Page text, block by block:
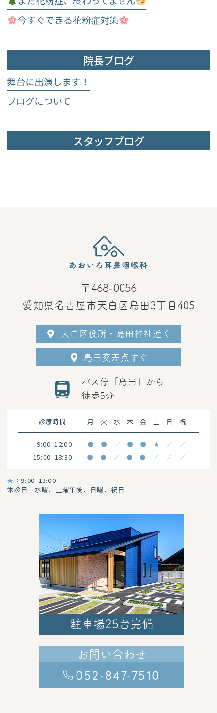
今すぐできる花粉症対策
院長ブログ
舞台に出演します！
ブログについて
スタッフブログ
〒468-0056
愛知県名古屋市天白区島田3丁目405
天白区役所・島田神社近く
島田交差点すぐ
バス停「島田」から
徒歩5分
診療時間 月 火 水 木 金 土 日 祝
9:00-12:00 ● ● ／ ● ● ★ ／ ／
15:00-18:30 ● ● ／ ● ● ／ ／ ／
★ ：9:00-13:00
休診日：水曜、土曜午後、日曜、祝日
駐車場25台完備
お問い合わせ
052-847-7510